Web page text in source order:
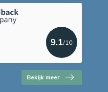
9.1/10
Bekijk meer